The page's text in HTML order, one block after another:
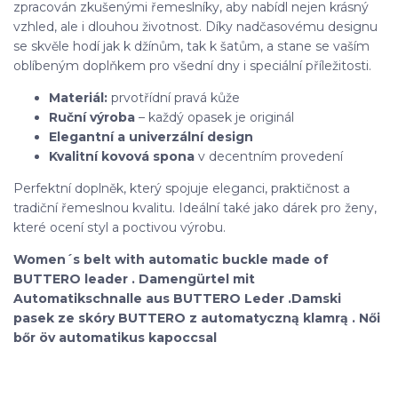
zpracován zkušenými řemeslníky, aby nabídl nejen krásný
vzhled, ale i dlouhou životnost. Díky nadčasovému designu
se skvěle hodí jak k džínům, tak k šatům, a stane se vaším
oblíbeným doplňkem pro všední dny i speciální příležitosti.
Materiál: prvotřídní pravá kůže
Ruční výroba – každý opasek je originál
Elegantní a univerzální design
Kvalitní kovová spona v decentním provedení
Perfektní doplněk, který spojuje eleganci, praktičnost a
tradiční řemeslnou kvalitu. Ideální také jako dárek pro ženy,
které ocení styl a poctivou výrobu.
Women´s belt with automatic buckle made of
BUTTERO leader . Damengürtel mit
Automatikschnalle aus BUTTERO Leder .Damski
pasek ze skóry BUTTERO z automatyczną klamrą . Női
bőr öv automatikus kapoccsal